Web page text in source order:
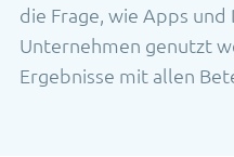
die Frage, wie Apps
Unternehmen genutzt
Ergebnisse mit allen